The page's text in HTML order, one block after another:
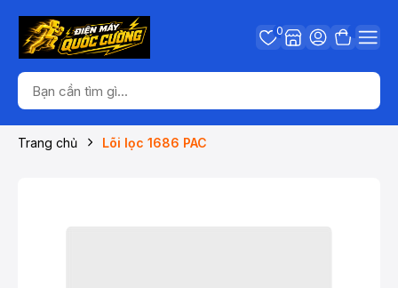
0
Trang chủ Lõi lọc 1686 PAC